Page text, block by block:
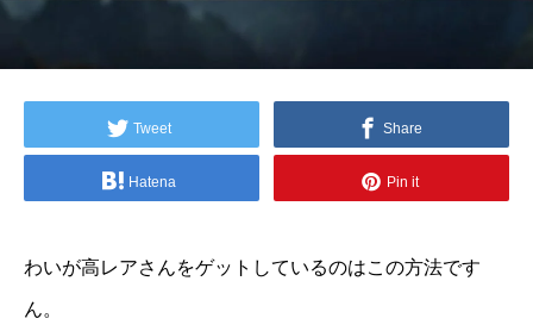
Tweet Share
Hatena Pin it
わいが高レアさんをゲットしているのはこの方法です
ん。